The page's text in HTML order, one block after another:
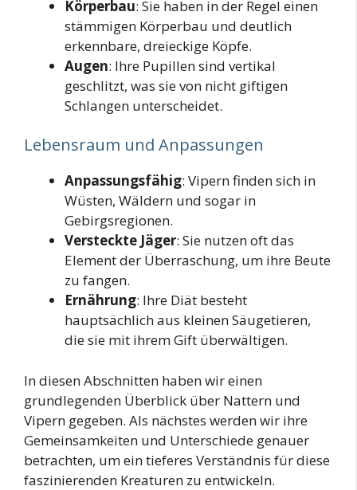
Körperbau: Sie haben in der Regel einen
stämmigen Körperbau und deutlich
erkennbare, dreieckige Köpfe.
Augen: Ihre Pupillen sind vertikal
geschlitzt, was sie von nicht giftigen
Schlangen unterscheidet.
Lebensraum und Anpassungen
Anpassungsfähig: Vipern finden sich in
Wüsten, Wäldern und sogar in
Gebirgsregionen.
Versteckte Jäger: Sie nutzen oft das
Element der Überraschung, um ihre Beute
zu fangen.
Ernährung: Ihre Diät besteht
hauptsächlich aus kleinen Säugetieren,
die sie mit ihrem Gift überwältigen.
In diesen Abschnitten haben wir einen
grundlegenden Überblick über Nattern und
Vipern gegeben. Als nächstes werden wir ihre
Gemeinsamkeiten und Unterschiede genauer
betrachten, um ein tieferes Verständnis für diese
faszinierenden Kreaturen zu entwickeln.